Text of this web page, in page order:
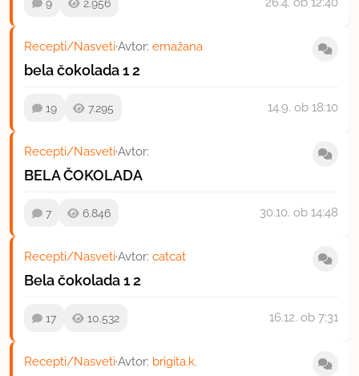
9 2.956
Recepti/Nasveti·Avtor: emažana
bela čokolada12
19 7.295 14.9. ob 18:10
Recepti/Nasveti·Avtor:
BELA ČOKOLADA
7 6.846 30.10. ob 14:48
Recepti/Nasveti·Avtor: catcat
Bela čokolada12
17 10.532 16.12. ob 7:31
Recepti/Nasveti·Avtor: brigita.k.